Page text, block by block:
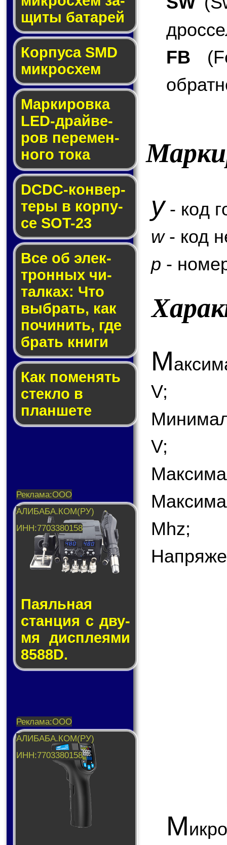
щи­ты ба­та­рей
Корпуса SMD
мик­ро­схем
Маркировка
LED-драй­ве­
ров пе­ре­мен­
но­го то­ка
DCDC-кон­вер­
те­ры в кор­пу­
се SOT-23
Все об элек­
трон­ных чи­
тал­ках: Что
выб­рать, как
по­чи­нить, где
брать кни­ги
Как по­ме­нять
стек­ло в
планшете
Паяльная
стан­ция с дву­
мя дис­пле­я­ми
8588D.
FB
y- код
w- код
p -
М
V;
V;
Mhz;
М